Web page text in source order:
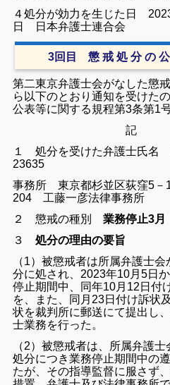
４処分が効力を生じた日
日 日本弁護士連合会
3回目 懲 戒 処 分 の
第二東京弁護士会がなした懲
ら以下のとおり通知を受けた
公表等に関する規程第3条第1
記
１ 処分を受けた弁護士氏名
23635
事務所 東京都杉並区荻窪5
204 工藤一彦法律事務所
２ 懲戒の種別
業務停止3月
３処分の理由の要旨
（1）被懲戒者は所属弁護士
分に処され、2023年10月5日
停止期間中、同年10月12日付
を、また、同月23日付け訴状
状を裁判所に郵送にて提出し
士業務を行った。
（2）被懲戒者は、所属弁護
処分につき業務停止期間中の
たが、その指導監督に服さず